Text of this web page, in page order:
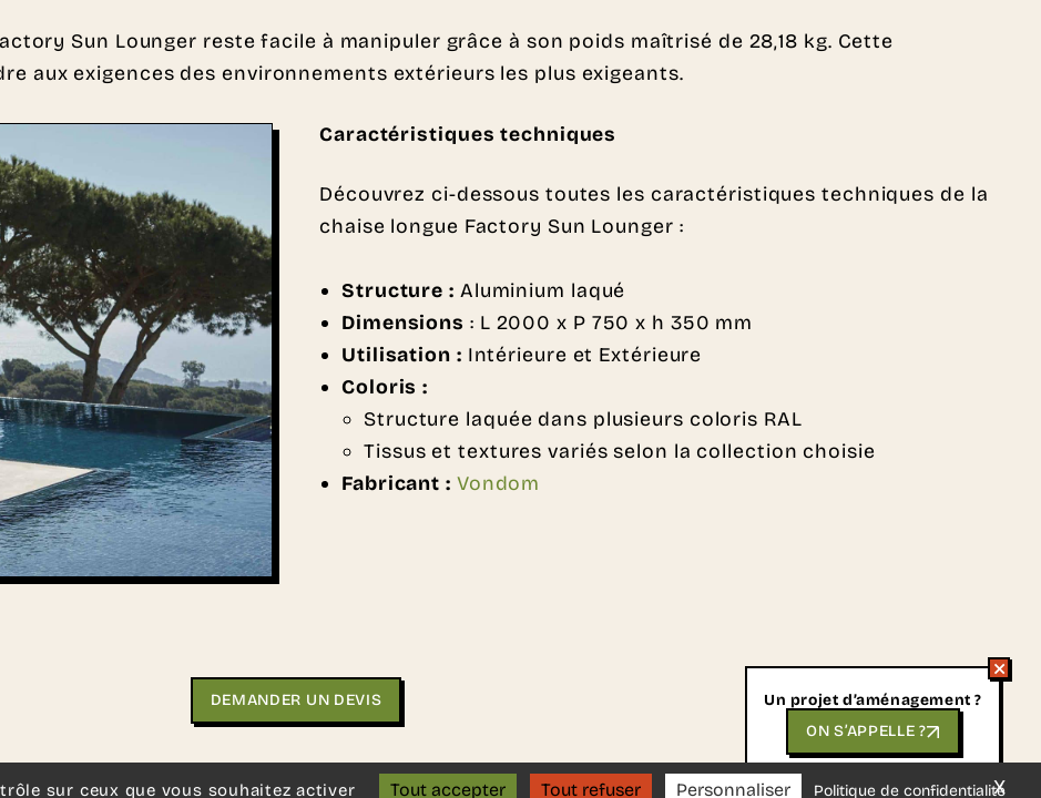
Sun Lounger reste facile à manipuler grâce à son poids maîtrisé de 28,18 kg. Cette
aux exigences des environnements extérieurs les plus exigeants.
Caractéristiques techniques
Découvrez ci-dessous toutes les caractéristiques techniques de la
chaise longue Factory Sun Lounger :
Structure : Aluminium laqué
Dimensions : L 2000 x P 750 x h 350 mm
Utilisation : Intérieure et Extérieure
Coloris :
Structure laquée dans plusieurs coloris RAL
Tissus et textures variés selon la collection choisie
Fabricant : Vondom
DEMANDER UN DEVIS
, nous serons ravis de vous aider.
Un projet d’aménagement ?
ON S’APPELLE ?
sur ceux que vous souhaitez activer Tout accepter Tout refuser Personnaliser Politique de confidentialité
X